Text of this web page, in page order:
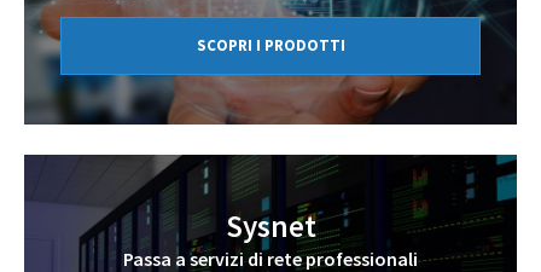
SCOPRI I PRODOTTI
Sysnet
Passa a servizi di rete professionali